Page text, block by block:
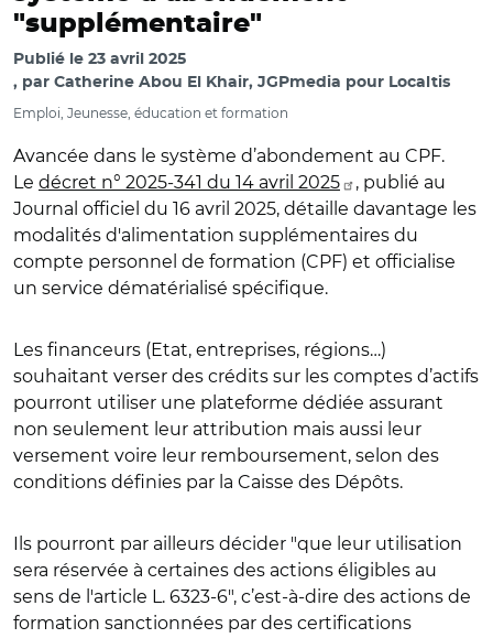
"supplémentaire"
Publié le 23 avril 2025
par Catherine Abou El Khair, JGPmedia pour Localtis
Emploi, Jeunesse, éducation et formation
Avancée dans le système d’abondement au CPF.
Le décret n° 2025-341 du 14 avril 2025
, publié au
Journal officiel du 16 avril 2025, détaille davantage les
modalités d'alimentation supplémentaires du
compte personnel de formation (CPF) et officialise
un service dématérialisé spécifique.
Les financeurs (Etat, entreprises, régions…)
souhaitant verser des crédits sur les comptes d’actifs
pourront utiliser une plateforme dédiée assurant
non seulement leur attribution mais aussi leur
versement voire leur remboursement, selon des
conditions définies par la Caisse des Dépôts.
Ils pourront par ailleurs décider "que leur utilisation
sera réservée à certaines des actions éligibles au
sens de l'article L. 6323-6", c’est-à-dire des actions de
formation sanctionnées par des certifications